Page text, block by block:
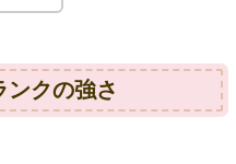
ンクの強さ